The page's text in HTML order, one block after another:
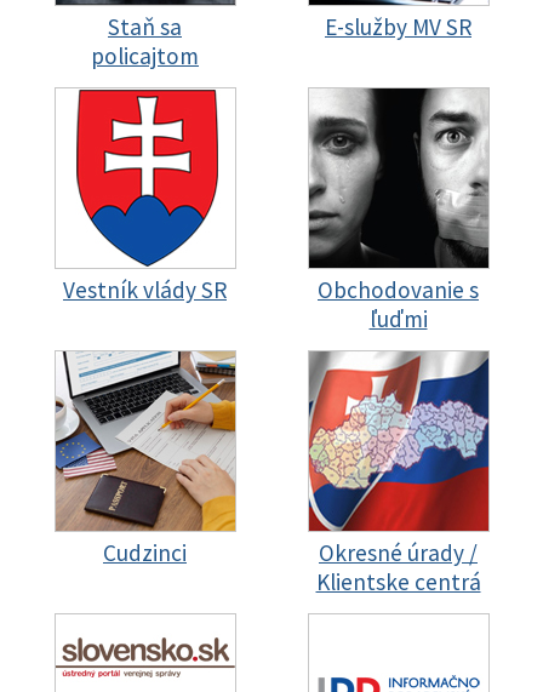
Staň sa
policajtom
E-služby MV SR
Vestník vlády SR
Obchodovanie s
ľuďmi
Cudzinci
Okresné úrady /
Klientske centrá